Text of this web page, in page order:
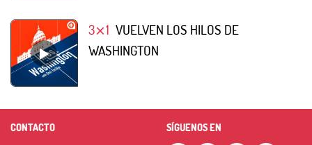
3⨯1 VUELVEN LOS HILOS DE
WASHINGTON
CONTACTO SÍGUENOS EN